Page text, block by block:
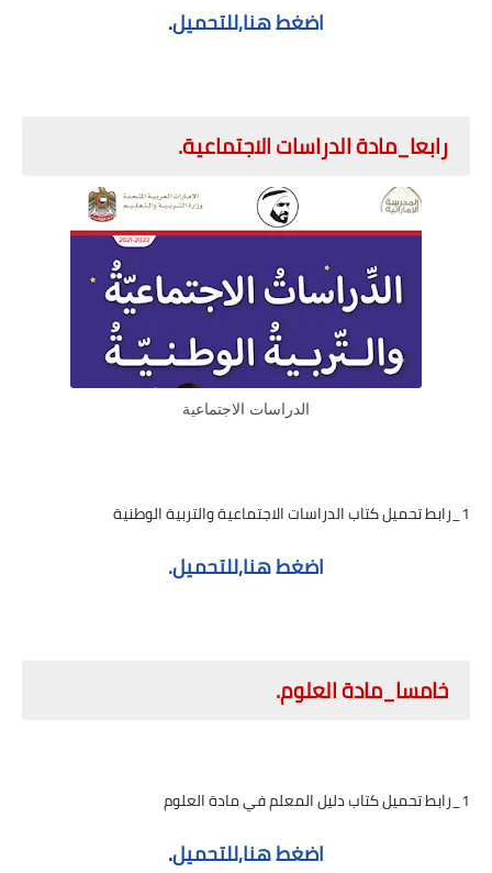
اضغط هنا,للتحميل.
رابعا_مادة الدراسات الاجتماعية.
الدراسات الاجتماعية
1_رابط تحميل كتاب الدراسات الاجتماعية والتربية الوطنية
اضغط هنا,للتحميل.
خامسا_مادة العلوم.
1_رابط تحميل كتاب دليل المعلم في مادة العلوم
اضغط هنا,للتحميل.